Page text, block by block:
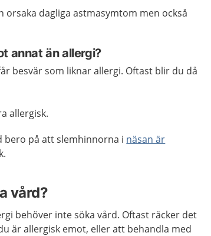
dagliga astmasymtom men också
annat än allergi?
besvär som liknar allergi. Oftast blir du då
allergisk.
bero på att slemhinnorna i näsan är
vård?
behöver inte söka vård. Oftast räcker det
är allergisk emot, eller att behandla med